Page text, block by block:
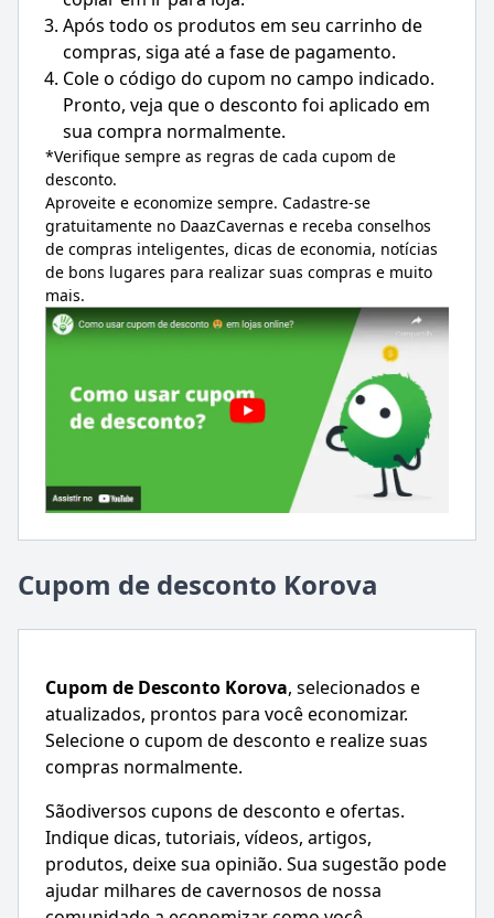
Após todo os produtos em seu carrinho de
compras, siga até a fase de pagamento.
Cole o código do cupom no campo indicado.
Pronto, veja que o desconto foi aplicado em
sua compra normalmente.
*Verifique sempre as regras de cada cupom de
desconto.
Aproveite e economize sempre. Cadastre-se
gratuitamente no DaazCavernas e receba conselhos
de compras inteligentes, dicas de economia, notícias
de bons lugares para realizar suas compras e muito
mais.
Cupom de desconto Korova
Cupom de Desconto Korova, selecionados e
atualizados, prontos para você economizar.
Selecione o cupom de desconto e realize suas
compras normalmente.
Sãodiversos cupons de desconto e ofertas.
Indique dicas, tutoriais, vídeos, artigos,
produtos, deixe sua opinião. Sua sugestão pode
ajudar milhares de cavernosos de nossa